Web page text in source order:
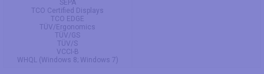
SEPA
TCO Certified Displays
TCO EDGE
TÜV/Ergonomics
TÜV/GS
TÜV/S
VCCI-B
WHQL (Windows 8; Windows 7)